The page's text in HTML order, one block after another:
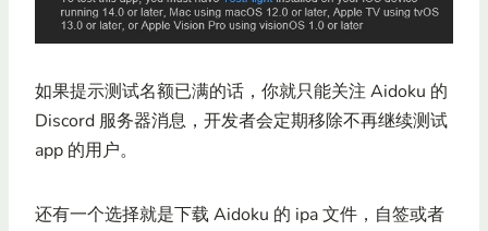
如果提示测试名额已满的话，你就只能关注 Aidoku 的
Discord 服务器消息，开发者会定期移除不再继续测试
app 的用户。
还有一个选择就是下载 Aidoku 的 ipa 文件，自签或者